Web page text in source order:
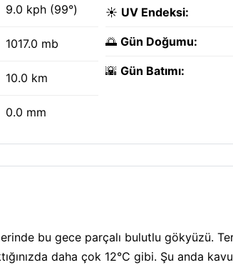
9.0 kph (99°)
1017.0 mb
10.0 km
0.0 mm
☀️ UV Endeksi:
🌅 Gün Doğumu:
🌇 Gün Batımı:
bu gece parçalı bulutlu gökyüzü.
daha çok 12°C gibi. Şu anda